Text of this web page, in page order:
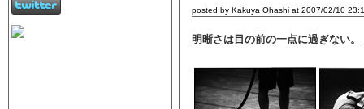
posted by Kakuya Ohashi at 2007/02/10
明晰さは目の前の一点に過ぎない。